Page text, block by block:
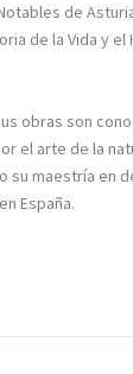
de
de la Vida y el
obras son
el arte de la
su maestría en
España.